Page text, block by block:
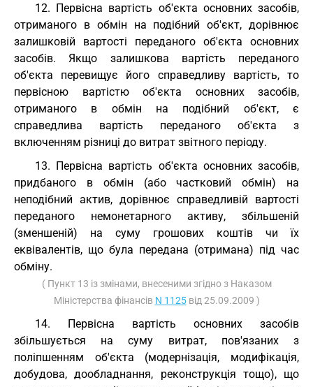
12. Первісна вартість об'єкта основних засобів,
отриманого в обмін на подібний об'єкт, дорівнює
залишковій вартості переданого об'єкта основних
засобів. Якщо залишкова вартість переданого
об'єкта перевищує його справедливу вартість, то
первісною вартістю об'єкта основних засобів,
отриманого в обмін на подібний об'єкт, є
справедлива вартість переданого об'єкта з
включенням різниці до витрат звітного періоду.
13. Первісна вартість об'єкта основних засобів,
придбаного в обмін (або частковий обмін) на
неподібний актив, дорівнює справедливій вартості
переданого немонетарного активу, збільшеній
(зменшеній) на суму грошових коштів чи їх
еквівалентів, що була передана (отримана) під час
обміну.
( Пункт 13 із змінами, внесеними згідно з Наказом
Міністерства фінансів N 1125від 25.09.2009 )
14. Первісна вартість основних засобів
збільшується на суму витрат, пов'язаних з
поліпшенням об'єкта (модернізація, модифікація,
добудова, дообладнання, реконструкція тощо), що